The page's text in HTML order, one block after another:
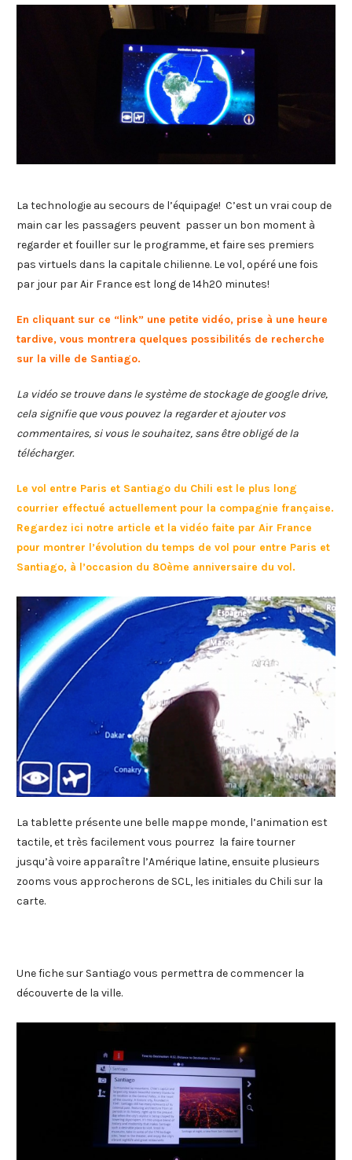
La technologie au secours de l’équipage! C’est un vrai coup de
main car les passagers peuvent passer un bon moment à
regarder et fouiller sur le programme, et faire ses premiers
pas virtuels dans la capitale chilienne. Le vol, opéré une fois
par jour par Air France est long de 14h20 minutes!
En cliquant sur ce “link” une petite vidéo, prise à une heure
tardive, vous montrera quelques possibilités de recherche
sur la ville de Santiago.
La vidéo se trouve dans le système de stockage de google drive,
cela signifie que vous pouvez la regarder et ajouter vos
commentaires, si vous le souhaitez, sans être obligé de la
télécharger.
Le vol entre Paris et Santiago du Chili est le plus long
courrier effectué actuellement pour la compagnie française.
Regardez ici notre article et la vidéo faite par Air France
pour montrer l’évolution du temps de vol pour entre Paris et
Santiago, à l’occasion du 80ème anniversaire du vol.
La tablette présente une belle mappe monde, l’animation est
tactile, et très facilement vous pourrez la faire tourner
jusqu’à voire apparaître l’Amérique latine, ensuite plusieurs
zooms vous approcherons de SCL, les initiales du Chili sur la
carte.
Une fiche sur Santiago vous permettra de commencer la
découverte de la ville.